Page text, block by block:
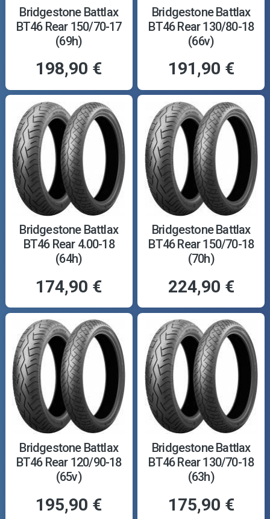
Bridgestone Battlax
BT46 Rear 150/70-17
(69h)
198,90 €
Bridgestone Battlax
BT46 Rear 130/80-18
(66v)
191,90 €
Bridgestone Battlax
BT46 Rear 4.00-18
(64h)
174,90 €
Bridgestone Battlax
BT46 Rear 150/70-18
(70h)
224,90 €
Bridgestone Battlax
BT46 Rear 120/90-18
(65v)
195,90 €
Bridgestone Battlax
BT46 Rear 130/70-18
(63h)
175,90 €